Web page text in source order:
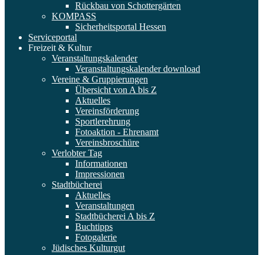
Rückbau von Schottergärten
KOMPASS
Sicherheitsportal Hessen
Serviceportal
Freizeit & Kultur
Veranstaltungskalender
Veranstaltungskalender download
Vereine & Gruppierungen
Übersicht von A bis Z
Aktuelles
Vereinsförderung
Sportlerehrung
Fotoaktion - Ehrenamt
Vereinsbroschüre
Verlobter Tag
Informationen
Impressionen
Stadtbücherei
Aktuelles
Veranstaltungen
Stadtbücherei A bis Z
Buchtipps
Fotogalerie
Jüdisches Kulturgut